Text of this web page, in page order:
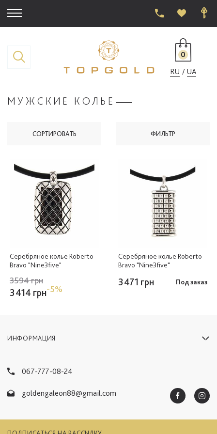
0
RU
UA
МУЖСКИЕ КОЛЬЕ
СОРТИРОВАТЬ ФИЛЬТР
Серебряное колье Roberto
Bravo "Nine3five"
3594 грн
3414 грн-5%
Серебряное колье Roberto
Bravo "Nine3five"
3471 грн Под заказ
ИНФОРМАЦИЯ
067-777-08-24
goldengaleon88@gmail.com